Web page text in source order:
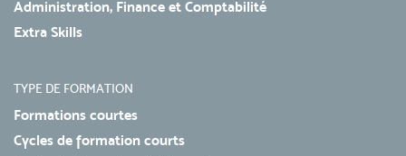
Administration, Finance et Comptabilité
Extra Skills
TYPE DE FORMATION
Formations courtes
Cycles de formation courts